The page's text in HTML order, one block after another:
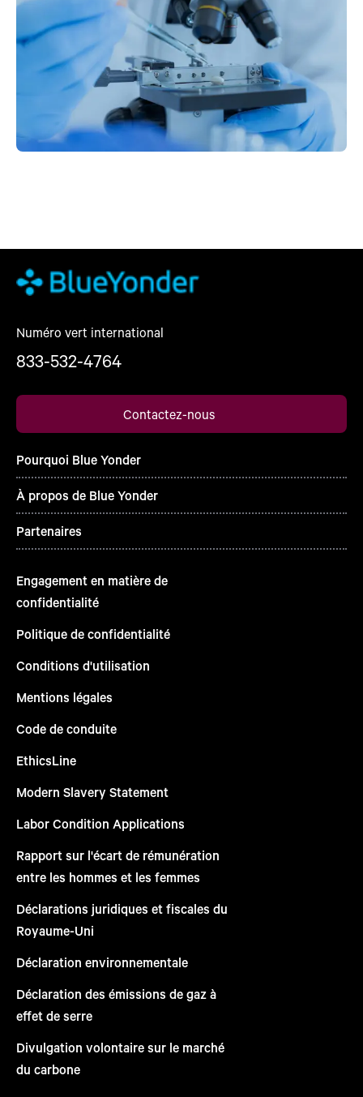
Numéro vert international
833-532-4764
Contactez-nous
Pourquoi Blue Yonder
À propos de Blue Yonder
Partenaires
Engagement en matière de
confidentialité
Politique de confidentialité
Conditions d'utilisation
Mentions légales
Code de conduite
EthicsLine
Modern Slavery Statement
Labor Condition Applications
Rapport sur l'écart de rémunération
entre les hommes et les femmes
Déclarations juridiques et fiscales du
Royaume-Uni
Déclaration environnementale
Déclaration des émissions de gaz à
effet de serre
Divulgation volontaire sur le marché
du carbone